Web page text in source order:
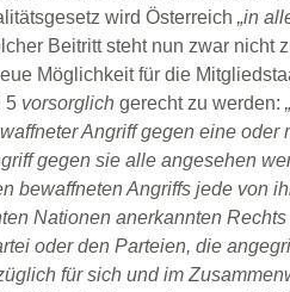
wird Österreich „in
Beitritt steht nun zwar nicht
Möglichkeit für die
5 vorsorglich gerecht zu werden:
Angriff gegen eine
gegen sie alle angesehen
bewaffneten Angriffs jede von
Nationen anerkannten
oder den Parteien, die
für sich und im